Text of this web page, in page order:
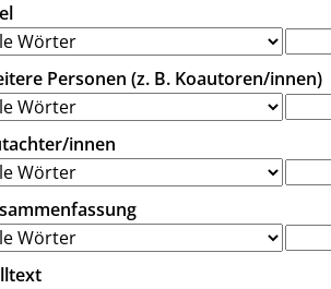
Personen (z. B. Koautoren/innen)
innen